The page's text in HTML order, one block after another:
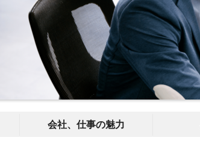
会社、仕事の魅力